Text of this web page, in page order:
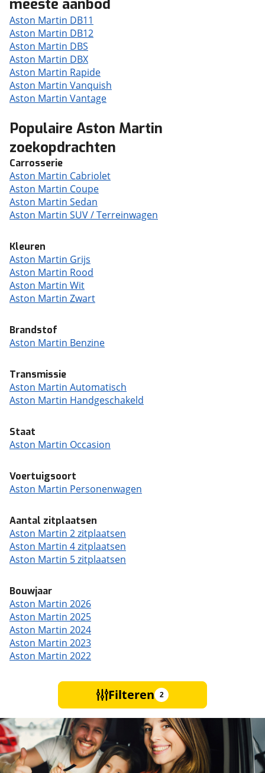
meeste aanbod
Aston Martin DB11
Aston Martin DB12
Aston Martin DBS
Aston Martin DBX
Aston Martin Rapide
Aston Martin Vanquish
Aston Martin Vantage
Populaire Aston Martin
zoekopdrachten
Carrosserie
Aston Martin Cabriolet
Aston Martin Coupe
Aston Martin Sedan
Aston Martin SUV / Terreinwagen
Kleuren
Aston Martin Grijs
Aston Martin Rood
Aston Martin Wit
Aston Martin Zwart
Brandstof
Aston Martin Benzine
Transmissie
Aston Martin Automatisch
Aston Martin Handgeschakeld
Staat
Aston Martin Occasion
Voertuigsoort
Aston Martin Personenwagen
Aantal zitplaatsen
Aston Martin 2 zitplaatsen
Aston Martin 4 zitplaatsen
Aston Martin 5 zitplaatsen
Bouwjaar
Aston Martin 2026
Aston Martin 2025
Aston Martin 2024
Aston Martin 2023
Aston Martin 2022
Filteren 2